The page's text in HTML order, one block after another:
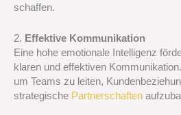
schaffen.
2. Effektive Kommunikation
Eine hohe emotionale Intelligenz
klaren und effektiven
um Teams zu leiten,
strategische Partnerschaften